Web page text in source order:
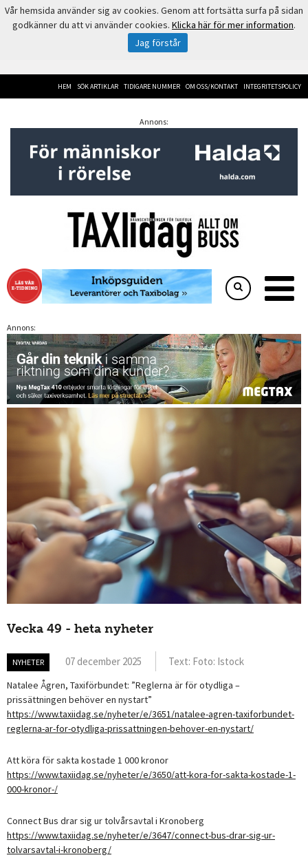
HEM SÖK ARTIKLAR TIDIGARE NUMMER OM OSS/KONTAKT INTEGRITETSPOLICY
Annons:
Annons:
Vecka 49 - heta nyheter
NYHETER 07 december 2025 Text: Foto: Istock
Natalee Ågren, Taxiförbundet: ”Reglerna är för otydliga –
prissättningen behöver en nystart”
https://www.taxiidag.se/nyheter/e/3651/natalee-agren-taxiforbundet-
reglerna-ar-for-otydliga-prissattningen-behover-en-nystart/
Att köra för sakta kostade 1 000 kronor
https://www.taxiidag.se/nyheter/e/3650/att-kora-for-sakta-kostade-1-
000-kronor-/
Connect Bus drar sig ur tolvårsavtal i Kronoberg
https://www.taxiidag.se/nyheter/e/3647/connect-bus-drar-sig-ur-
tolvarsavtal-i-kronoberg/
Vår hemsida använder sig av cookies. Genom att fortsätta surfa på sidan
godkänner du att vi använder cookies. Klicka här för mer information.
Jag förstår